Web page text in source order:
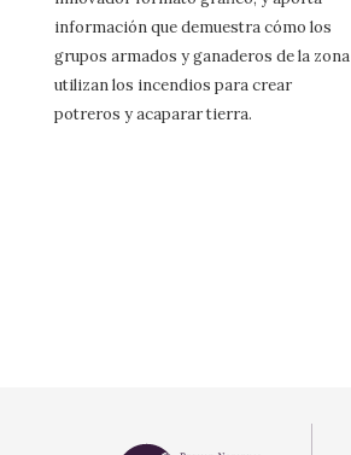
información que demuestra cómo los
grupos armados y ganaderos de la zona
utilizan los incendios para crear
potreros y acaparar tierra.